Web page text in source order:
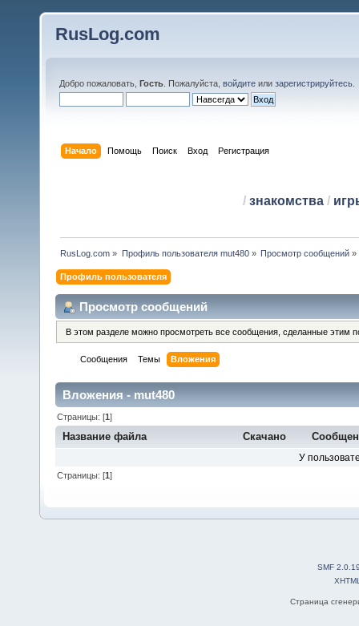
RusLog.com
Добро пожаловать, Гость . Пожалуйста, войдите или зарегистрируйтесь
Начало Помощь Поиск Вход Регистрация
/ знакомства/
RusLog.com » Профиль пользователя mut480» Просмотр сообщений»
Профиль пользователя
Просмотр сообщений
В этом разделе можно просмотреть все сообщения, сделанные этим
Сообщения Темы Вложения
Вложения - mut480
Страницы: [1]
Название файла Скачано
У
Страницы: [1]
SMF
Страница